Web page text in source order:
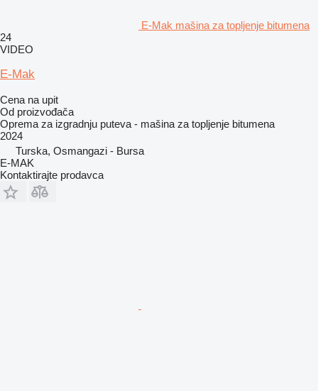
E-Mak mašina za topljenje bitumena
24
VIDEO
E-Mak
Cena na upit
Od proizvođača
Oprema za izgradnju puteva - mašina za topljenje bitumena
2024
Turska, Osmangazi - Bursa
E-MAK
Kontaktirajte prodavca